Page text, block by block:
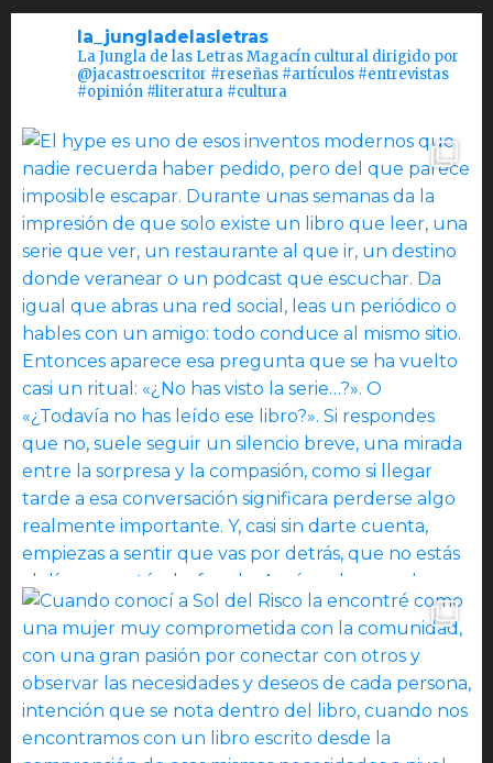
la_jungladelasletras
La Jungla de las Letras Magacín cultural dirigido por
@jacastroescritor #reseñas #artículos #entrevistas
#opinión #literatura #cultura